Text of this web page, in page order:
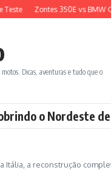
Zontes 350E vs BMW C400X:
Dicas, aventuras e tudo que o
o Nordeste
Itália, a reconstrução